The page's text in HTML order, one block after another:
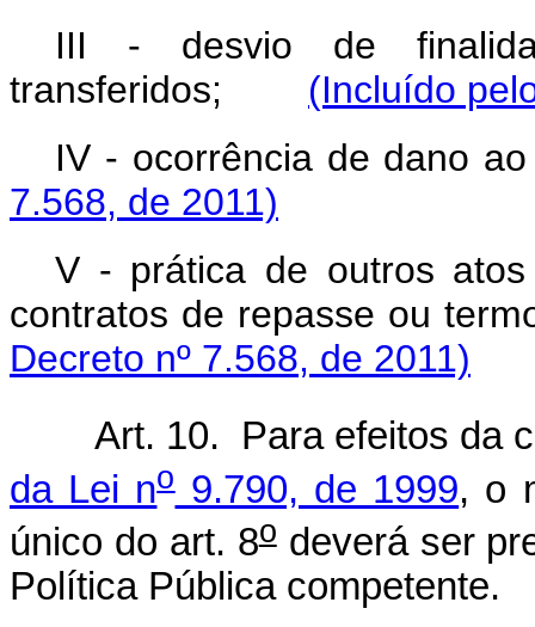
III - desvio de
transferidos; (Incluído
IV - ocorrência de dano
7.568, de 2011)
V - prática de outros
contratos de repasse ou
Decreto nº 7.568, de 2011)
Art. 10. Para efeitos da
da Lei no9.790, de 1999, o
único do art. 8odeverá ser
Política Pública competente.